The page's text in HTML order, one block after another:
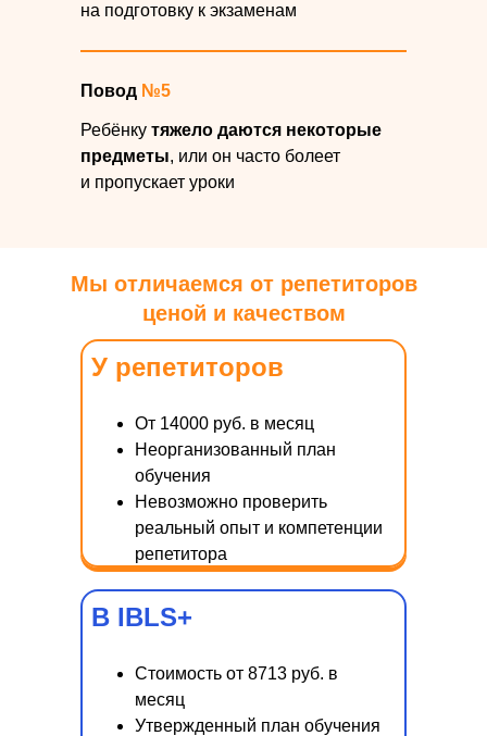
на подготовку к экзаменам
Ребёнку тяжело даются некоторые
предметы, или он часто болеет
и пропускает уроки
Повод №5
В IBLS+
Стоимость от 8713 руб. в
месяц
Утвержденный план обучения
У репетиторов
От 14000 руб. в месяц
Неорганизованный план
обучения
Невозможно проверить
реальный опыт и компетенции
репетитора
Мы отличаемся от репетиторов
ценой и качеством